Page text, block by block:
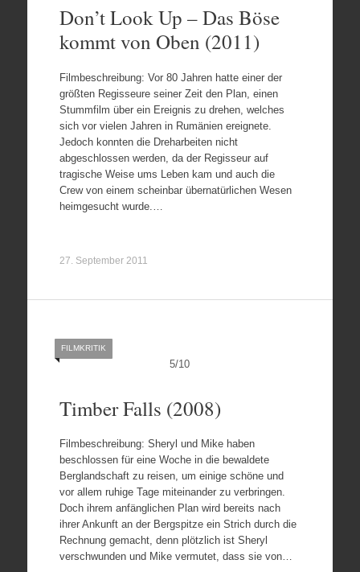
Don’t Look Up – Das Böse
kommt von Oben (2011)
Filmbeschreibung: Vor 80 Jahren hatte einer der
größten Regisseure seiner Zeit den Plan, einen
Stummfilm über ein Ereignis zu drehen, welches
sich vor vielen Jahren in Rumänien ereignete.
Jedoch konnten die Dreharbeiten nicht
abgeschlossen werden, da der Regisseur auf
tragische Weise ums Leben kam und auch die
Crew von einem scheinbar übernatürlichen Wesen
heimgesucht wurde.…
27. September 2011
5/10
FILMKRITIK
Timber Falls (2008)
Filmbeschreibung: Sheryl und Mike haben
beschlossen für eine Woche in die bewaldete
Berglandschaft zu reisen, um einige schöne und
vor allem ruhige Tage miteinander zu verbringen.
Doch ihrem anfänglichen Plan wird bereits nach
ihrer Ankunft an der Bergspitze ein Strich durch die
Rechnung gemacht, denn plötzlich ist Sheryl
verschwunden und Mike vermutet, dass sie von…